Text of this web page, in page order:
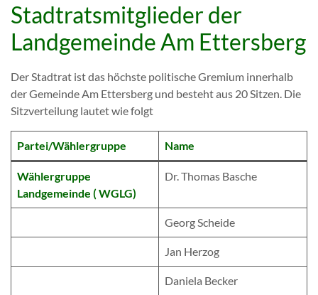
Stadtratsmitglieder der
Landgemeinde Am Ettersberg
Der Stadtrat ist das höchste politische Gremium innerhalb
der Gemeinde Am Ettersberg und besteht aus 20 Sitzen. Die
Sitzverteilung lautet wie folgt
Partei/Wählergruppe Name
Wählergruppe
Landgemeinde ( WGLG)
Dr. Thomas Basche
Georg Scheide
Jan Herzog
Daniela Becker